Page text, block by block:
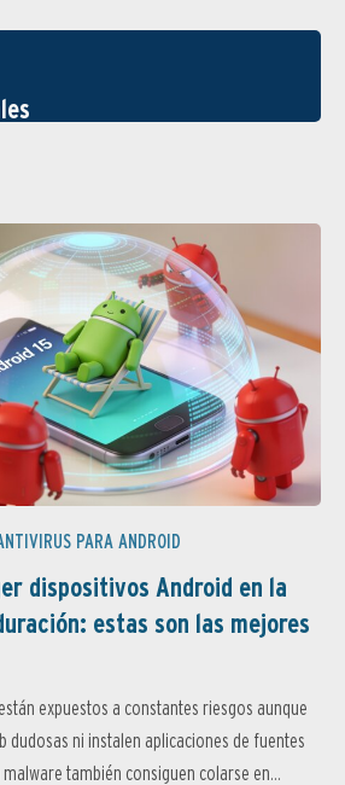
PARA ANDROID
dispositivos Android en la
estas son las mejores
expuestos a constantes riesgos aunque
dudosas ni instalen aplicaciones de fuentes
también consiguen colarse en...